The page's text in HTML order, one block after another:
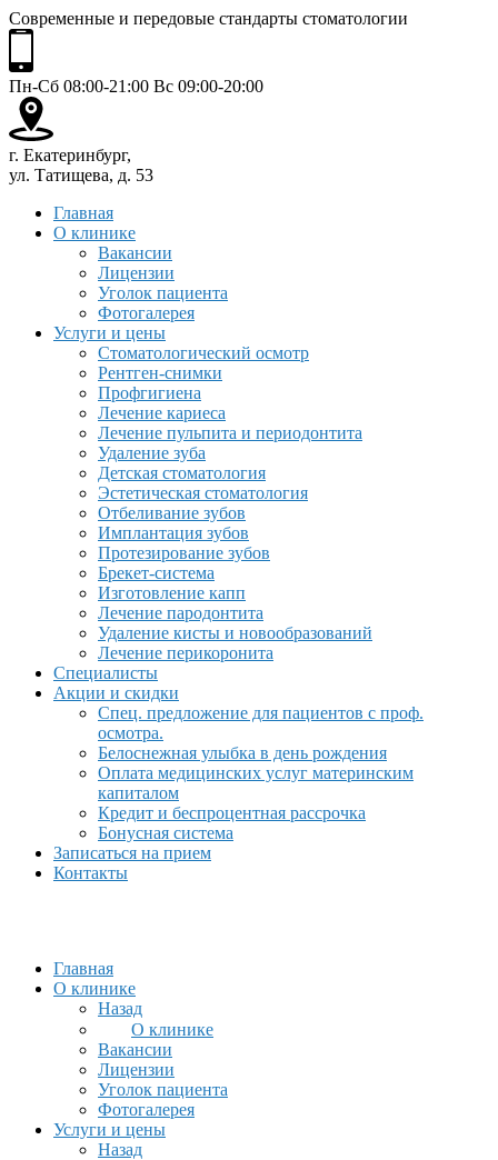
Современные и передовые стандарты стоматологии
Пн-Сб 08:00-21:00 Вс 09:00-20:00
г. Екатеринбург,
ул. Татищева, д. 53
Главная
О клинике
Вакансии
Лицензии
Уголок пациента
Фотогалерея
Услуги и цены
Стоматологический осмотр
Рентген-снимки
Профгигиена
Лечение кариеса
Лечение пульпита и периодонтита
Удаление зуба
Детская стоматология
Эстетическая стоматология
Отбеливание зубов
Имплантация зубов
Протезирование зубов
Брекет-система
Изготовление капп
Лечение пародонтита
Удаление кисты и новообразований
Лечение перикоронита
Специалисты
Акции и скидки
Спец. предложение для пациентов с проф.
осмотра.
Белоснежная улыбка в день рождения
Оплата медицинских услуг материнским
капиталом
Кредит и беспроцентная рассрочка
Бонусная система
Записаться на прием
Контакты
Главная
О клинике
Назад
О клинике
Вакансии
Лицензии
Уголок пациента
Фотогалерея
Услуги и цены
Назад